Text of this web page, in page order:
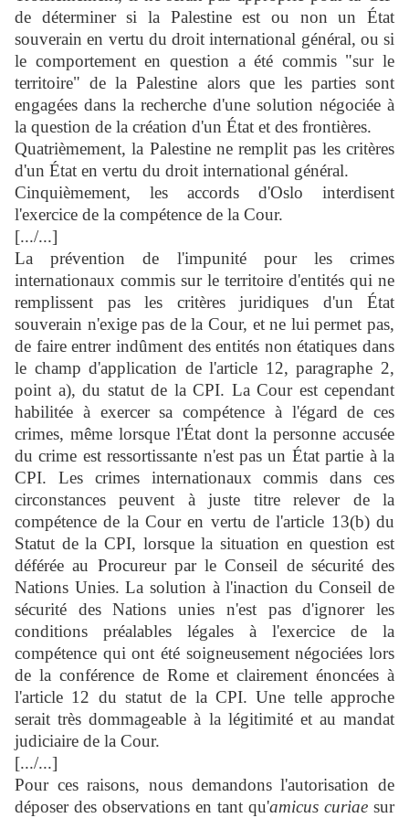
de déterminer si la Palestine est ou non un État
souverain en vertu du droit international général, ou si
le comportement en question a été commis "sur le
territoire" de la Palestine alors que les parties sont
engagées dans la recherche d'une solution négociée à
la question de la création d'un État et des frontières.
Quatrièmement, la Palestine ne remplit pas les critères
d'un État en vertu du droit international général.
Cinquièmement, les accords d'Oslo interdisent
l'exercice de la compétence de la Cour.
[.../...]
La prévention de l'impunité pour les crimes
internationaux commis sur le territoire d'entités qui ne
remplissent pas les critères juridiques d'un État
souverain n'exige pas de la Cour, et ne lui permet pas,
de faire entrer indûment des entités non étatiques dans
le champ d'application de l'article 12, paragraphe 2,
point a), du statut de la CPI. La Cour est cependant
habilitée à exercer sa compétence à l'égard de ces
crimes, même lorsque l'État dont la personne accusée
du crime est ressortissante n'est pas un État partie à la
CPI. Les crimes internationaux commis dans ces
circonstances peuvent à juste titre relever de la
compétence de la Cour en vertu de l'article 13(b) du
Statut de la CPI, lorsque la situation en question est
déférée au Procureur par le Conseil de sécurité des
Nations Unies. La solution à l'inaction du Conseil de
sécurité des Nations unies n'est pas d'ignorer les
conditions préalables légales à l'exercice de la
compétence qui ont été soigneusement négociées lors
de la conférence de Rome et clairement énoncées à
l'article 12 du statut de la CPI. Une telle approche
serait très dommageable à la légitimité et au mandat
judiciaire de la Cour.
[.../...]
Pour ces raisons, nous demandons l'autorisation de
déposer des observations en tant qu'amicus curiae sur